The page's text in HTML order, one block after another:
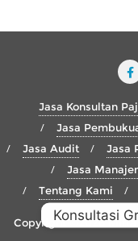
Jasa Konsultan
Jasa
Jasa Audit
Jasa
Jasa
Tentang Kami
Copyright ©2026 Mitra
Konsultasi